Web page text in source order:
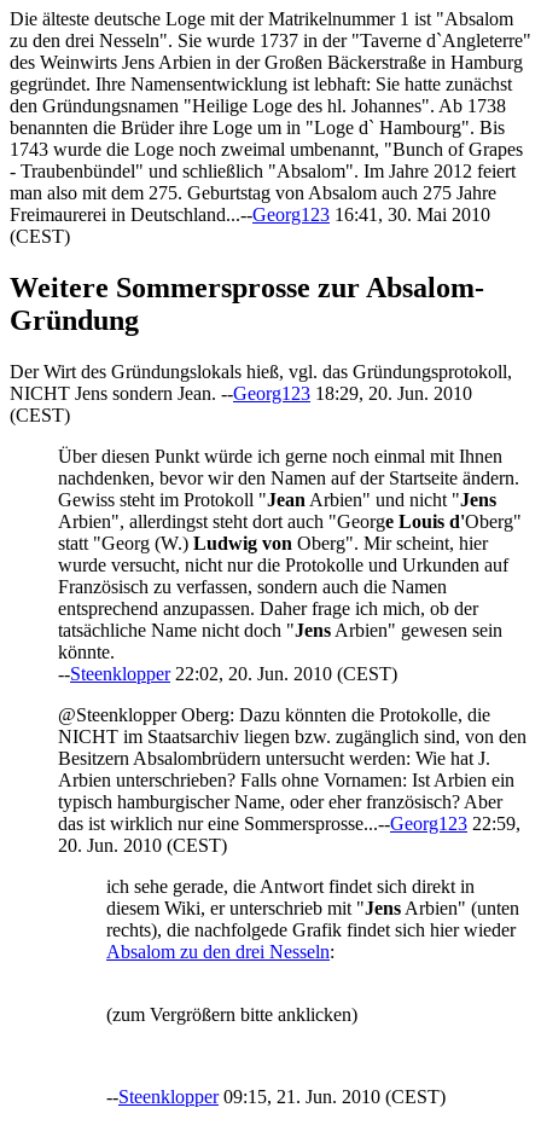
Die älteste deutsche Loge mit der Matrikelnummer 1 ist "Absalom
zu den drei Nesseln". Sie wurde 1737 in der "Taverne d`Angleterre"
des Weinwirts Jens Arbien in der Großen Bäckerstraße in Hamburg
gegründet. Ihre Namensentwicklung ist lebhaft: Sie hatte zunächst
den Gründungsnamen "Heilige Loge des hl. Johannes". Ab 1738
benannten die Brüder ihre Loge um in "Loge d` Hambourg". Bis
1743 wurde die Loge noch zweimal umbenannt, "Bunch of Grapes
- Traubenbündel" und schließlich "Absalom". Im Jahre 2012 feiert
man also mit dem 275. Geburtstag von Absalom auch 275 Jahre
Freimaurerei in Deutschland...--Georg123 16:41, 30. Mai 2010
(CEST)
Weitere Sommersprosse zur Absalom-
Gründung
Der Wirt des Gründungslokals hieß, vgl. das Gründungsprotokoll,
NICHT Jens sondern Jean. --Georg123 18:29, 20. Jun. 2010
(CEST)
Über diesen Punkt würde ich gerne noch einmal mit Ihnen
nachdenken, bevor wir den Namen auf der Startseite ändern.
Gewiss steht im Protokoll "Jean Arbien" und nicht "Jens
Arbien", allerdingst steht dort auch "George Louis d'Oberg"
statt "Georg (W.) Ludwig von Oberg". Mir scheint, hier
wurde versucht, nicht nur die Protokolle und Urkunden auf
Französisch zu verfassen, sondern auch die Namen
entsprechend anzupassen. Daher frage ich mich, ob der
tatsächliche Name nicht doch "Jens Arbien" gewesen sein
könnte.
--Steenklopper22:02, 20. Jun. 2010 (CEST)
@Steenklopper Oberg: Dazu könnten die Protokolle, die
NICHT im Staatsarchiv liegen bzw. zugänglich sind, von den
Besitzern Absalombrüdern untersucht werden: Wie hat J.
Arbien unterschrieben? Falls ohne Vornamen: Ist Arbien ein
typisch hamburgischer Name, oder eher französisch? Aber
das ist wirklich nur eine Sommersprosse...--Georg123 22:59,
20. Jun. 2010 (CEST)
ich sehe gerade, die Antwort findet sich direkt in
diesem Wiki, er unterschrieb mit "Jens Arbien" (unten
rechts), die nachfolgede Grafik findet sich hier wieder
Absalom zu den drei Nesseln:
(zum Vergrößern bitte anklicken)
--Steenklopper09:15, 21. Jun. 2010 (CEST)